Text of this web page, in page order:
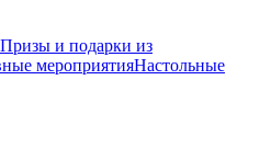
Призы и подарки из
мероприятияНастольные